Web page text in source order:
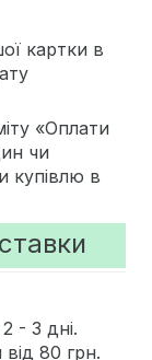
картки в
«Оплати
чи
купівлю в
- 3 дні.
80 грн.